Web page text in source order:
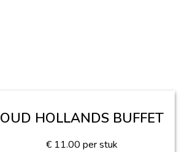
OUD HOLLANDS BUFFET
€ 11.00 per stuk